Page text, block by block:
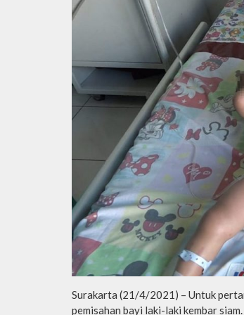
Surakarta (21/4/2021) – Untuk
pemisahan bayi laki-laki kembar